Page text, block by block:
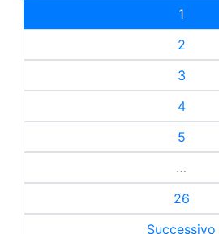
1
2
3
4
5
…
26
Successivo